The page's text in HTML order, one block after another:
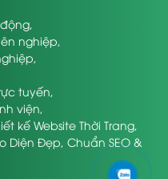
nghiệp
tuyến
viện
kế Website Thời Trang
Diện Đẹp, Chuẩn SEO &